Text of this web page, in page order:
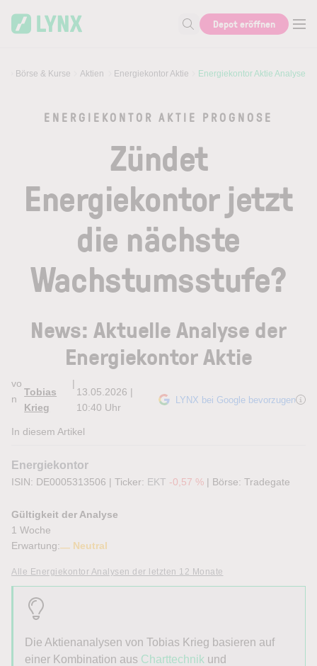
Suche nach Aktie, Autor...
Depot eröffnen
Börse & Kurse Aktien Energiekontor Aktie Energiekontor Aktie Analyse
ENERGIEKONTOR AKTIE PROGNOSE
Zündet
Energiekontor jetzt
die nächste
Wachstumsstufe?
News: Aktuelle Analyse der
Energiekontor Aktie
vo
n
Tobias
Krieg
|
13.05.2026 |
10:40 Uhr
LYNX bei Google bevorzugen
In diesem Artikel
Energiekontor
ISIN: DE0005313506 | Ticker: EKT -0,57 % | Börse: Tradegate
Gültigkeit der Analyse
1 Woche
Erwartung:
Neutral
Alle Energiekontor Analysen der letzten 12 Monate
Die Aktienanalysen von Tobias Krieg basieren auf
einer Kombination aus Charttechnik und